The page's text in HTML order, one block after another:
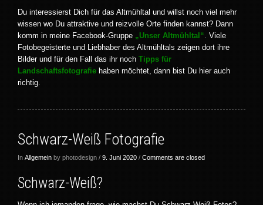
Du interessierst Dich für das Altmühltal und willst noch viel mehr
wissen wo Du attraktive und reizvolle Orte finden kannst? Dann
komm in meine Facebook-Gruppe „Unser Altmühltal“. Viele
Fotobegeisterte und Liebhaber des Altmühltals zeigen dort ihre
Bilder und für den Fall das ihr noch Tipps für
Landschaftsfotografie haben möchtet, dann bist Du hier auch
richtig.
Schwarz-Weiß Fotografie
In Allgemein by photodesign / 9. Juni 2020 / Comments are closed
Schwarz-Weiß?